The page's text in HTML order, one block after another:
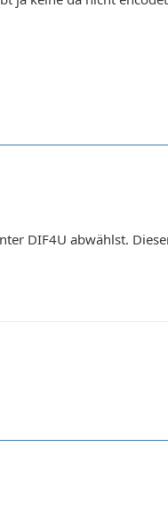
DIF4U abwählst.